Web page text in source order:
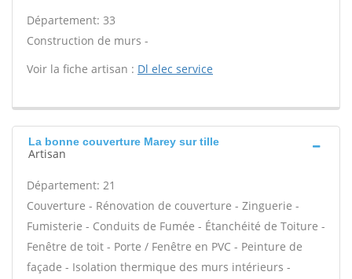
Département: 33
Construction de murs -
Voir la fiche artisan : Dl elec service
La bonne couverture Marey sur tille
Artisan
Département: 21
Couverture - Rénovation de couverture - Zinguerie -
Fumisterie - Conduits de Fumée - Étanchéité de Toiture -
Fenêtre de toit - Porte / Fenêtre en PVC - Peinture de
façade - Isolation thermique des murs intérieurs -